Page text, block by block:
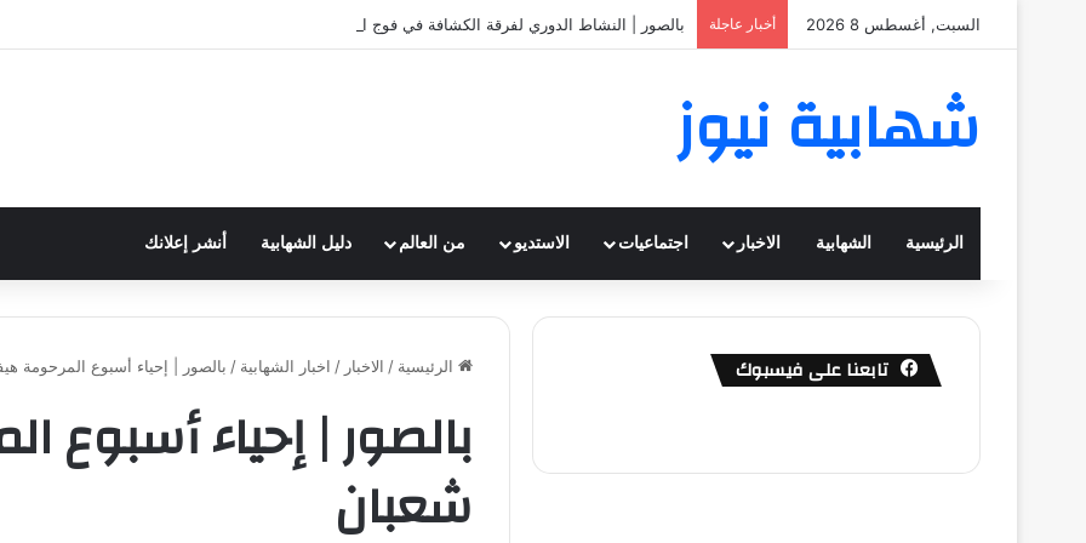
السبت, أغسطس 8 2026 أخبار عاجلة بالصور | النشاط الدوري لفرقة الكشافة في فوج الامام الصادق (ع)
شهابية نيوز
الرئيسية الشهابية الاخبار اجتماعيات الاستديو من العالم دليل الشهابية أنشر إعلانك
الرئيسية / الاخبار / اخبار الشهابية / بالصور | إحياء أسبوع المرحومة
بالصور | إحياء أسبوع
شعبان
تابعنا على فيسبوك